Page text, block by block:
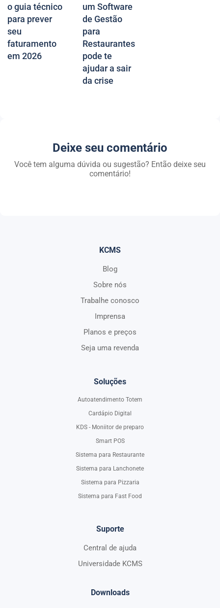
o guia técnico
para prever
seu
faturamento
em 2026
um Software
de Gestão
para
Restaurantes
pode te
ajudar a sair
da crise
Deixe seu comentário
Você tem alguma dúvida ou sugestão? Então deixe seu
comentário!
KCMS
Blog
Sobre nós
Trabalhe conosco
Imprensa
Planos e preços
Seja uma revenda
Soluções
Autoatendimento Totem
Cardápio Digital
KDS - Moniitor de preparo
Smart POS
Sistema para Restaurante
Sistema para Lanchonete
Sistema para Pizzaria
Sistema para Fast Food
Suporte
Central de ajuda
Universidade KCMS
Downloads